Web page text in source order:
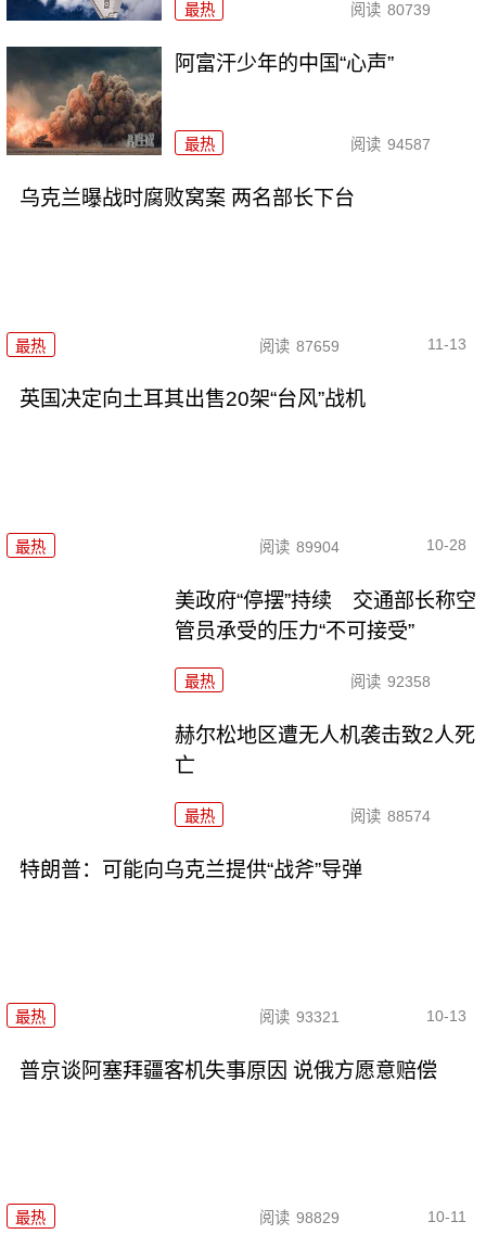
最热 阅读 80739
阿富汗少年的中国“心声”
最热 阅读 94587
乌克兰曝战时腐败窝案 两名部长下台
最热 阅读 87659 11-13
英国决定向土耳其出售20架“台风”战机
最热 阅读 89904 10-28
美政府“停摆”持续 交通部长称空
管员承受的压力“不可接受”
最热 阅读 92358
赫尔松地区遭无人机袭击致2人死
亡
最热 阅读 88574
特朗普：可能向乌克兰提供“战斧”导弹
最热 阅读 93321 10-13
普京谈阿塞拜疆客机失事原因 说俄方愿意赔偿
最热 阅读 98829 10-11